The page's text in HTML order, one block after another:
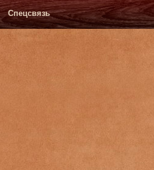
Спецсвязь